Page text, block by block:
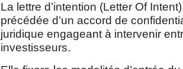
La lettre d’intention (Letter Of
précédée d’un accord de
juridique engageant à intervenir
investisseurs.